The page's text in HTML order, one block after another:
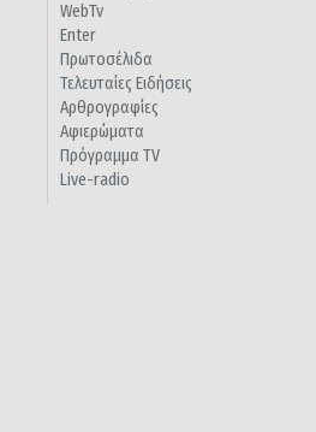
WebTv
Enter
Πρωτοσέλιδα
Τελευταίες Ειδήσεις
Αρθρογραφίες
Αφιερώματα
Πρόγραμμα TV
Live-radio